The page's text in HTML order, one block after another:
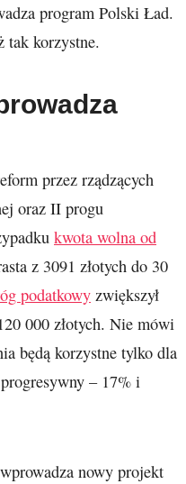
program Polski Ład.
tak korzystne.
przez rządzących
oraz II progu
kwota wolna od
z 3091 złotych do 30
podatkowy zwiększył
000 złotych. Nie mówi
będą korzystne tylko dla
– 17% i
nowy projekt